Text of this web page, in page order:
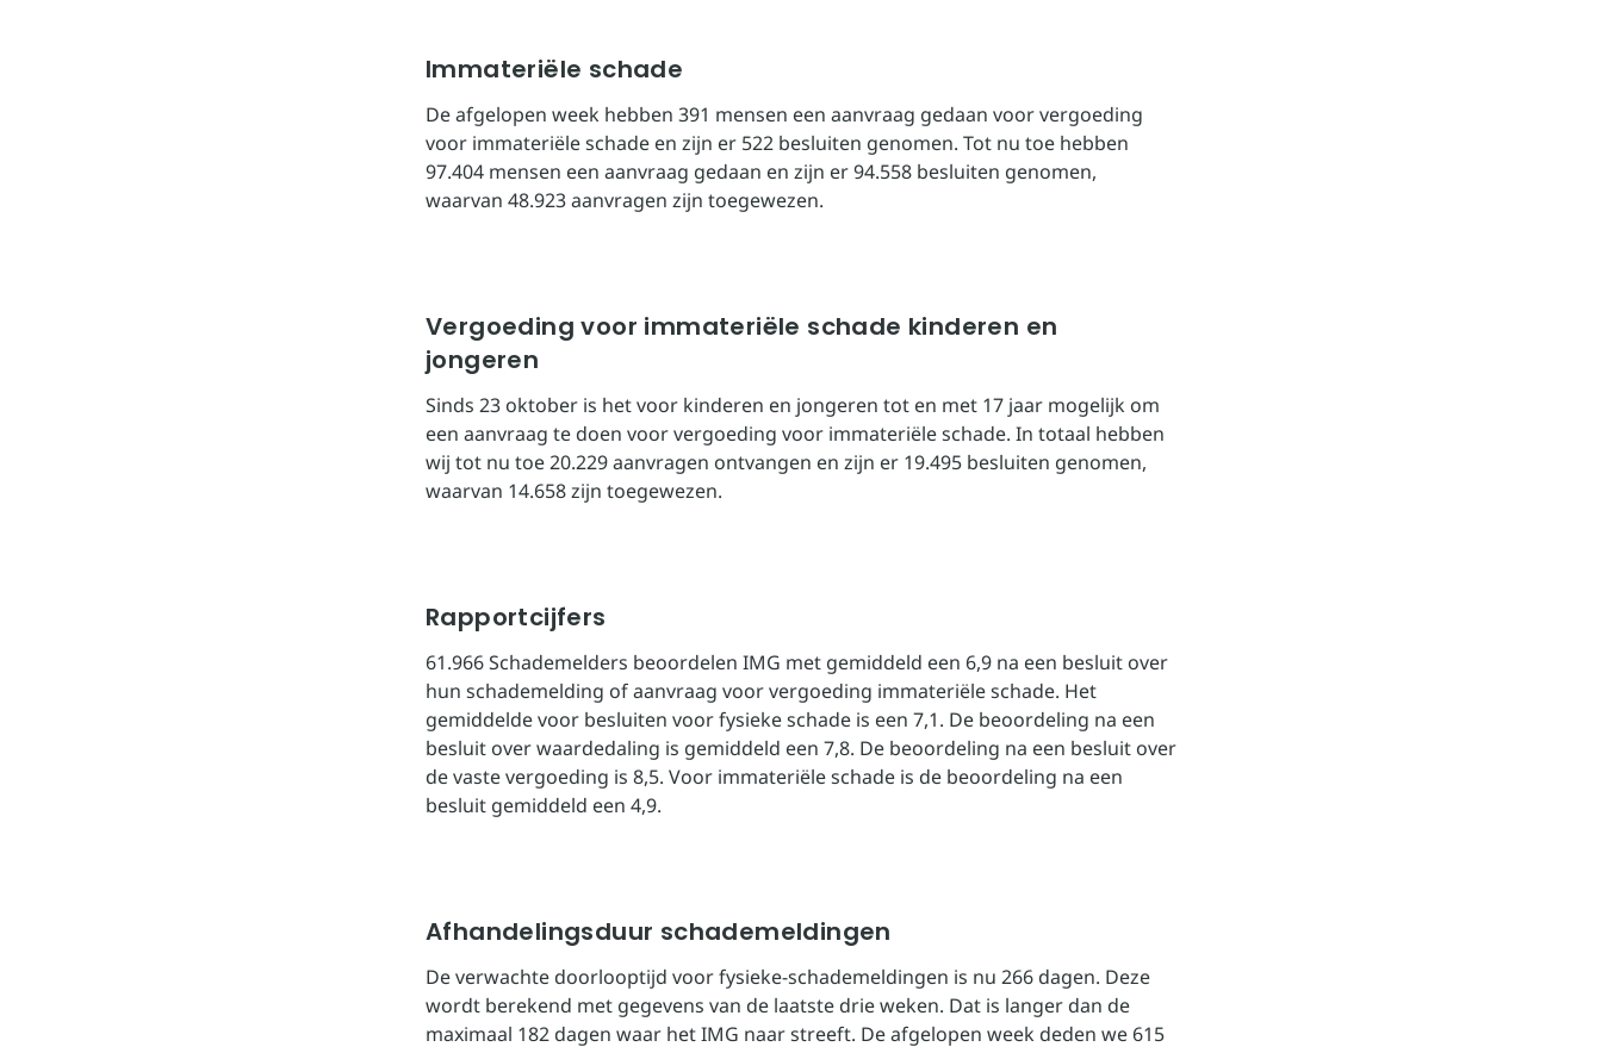
Immateriële schade
De afgelopen week hebben 391 mensen een aanvraag gedaan voor vergoeding
voor immateriële schade en zijn er 522 besluiten genomen. Tot nu toe hebben
97.404 mensen een aanvraag gedaan en zijn er 94.558 besluiten genomen,
waarvan 48.923 aanvragen zijn toegewezen.
Vergoeding voor immateriële schade kinderen en
jongeren
Sinds 23 oktober is het voor kinderen en jongeren tot en met 17 jaar mogelijk om
een aanvraag te doen voor vergoeding voor immateriële schade. In totaal hebben
wij tot nu toe 20.229 aanvragen ontvangen en zijn er 19.495 besluiten genomen,
waarvan 14.658 zijn toegewezen.
Rapportcijfers
61.966 Schademelders beoordelen IMG met gemiddeld een 6,9 na een besluit over
hun schademelding of aanvraag voor vergoeding immateriële schade. Het
gemiddelde voor besluiten voor fysieke schade is een 7,1. De beoordeling na een
besluit over waardedaling is gemiddeld een 7,8. De beoordeling na een besluit over
de vaste vergoeding is 8,5. Voor immateriële schade is de beoordeling na een
besluit gemiddeld een 4,9.
Afhandelingsduur schademeldingen
De verwachte doorlooptijd voor fysieke-schademeldingen is nu 266 dagen. Deze
wordt berekend met gegevens van de laatste drie weken. Dat is langer dan de
maximaal 182 dagen waar het IMG naar streeft. De afgelopen week deden we 615